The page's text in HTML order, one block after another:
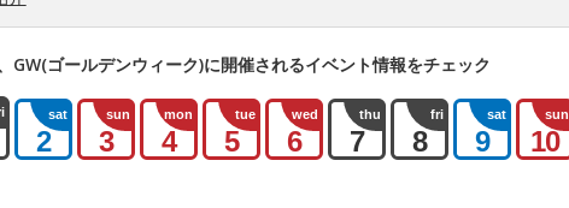
GW(ゴールデンウィーク)に開催されるイベント情報をチェック
sat
2
sun
3
mon
4
tue
5
wed
6
thu
7
fri
8
sat
9
sun
10